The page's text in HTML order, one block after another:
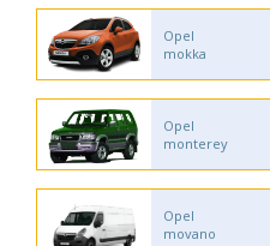
Opel
mokka
Opel
monterey
Opel
movano